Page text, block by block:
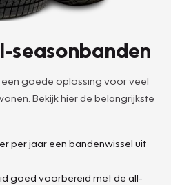
seasonbanden
goede oplossing voor veel
Bekijk hier de belangrijkste
per jaar een bandenwissel uit
goed voorbereid met de all-